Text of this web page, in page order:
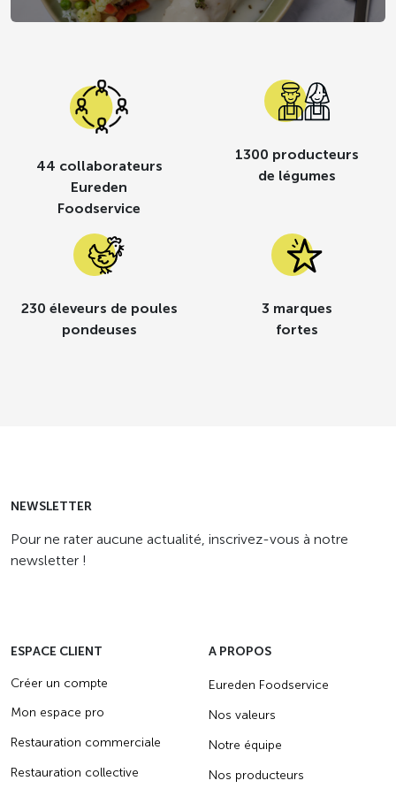
44 collaborateurs
Eureden
Foodservice
1300 producteurs
de légumes
230 éleveurs de poules
pondeuses
3 marques
fortes
NEWSLETTER
Pour ne rater aucune actualité, inscrivez-vous à notre
newsletter !
ESPACE CLIENT
Créer un compte
Mon espace pro
Restauration commerciale
Restauration collective
A PROPOS
Eureden Foodservice
Nos valeurs
Notre équipe
Nos producteurs